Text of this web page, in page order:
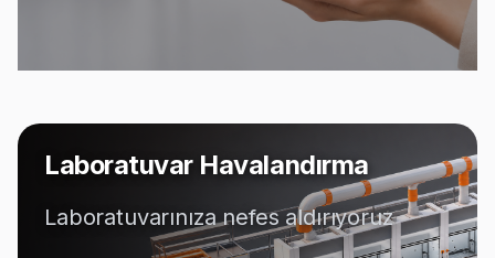
Laboratuvar Havalandırma
Laboratuvarınıza nefes aldırıyoruz